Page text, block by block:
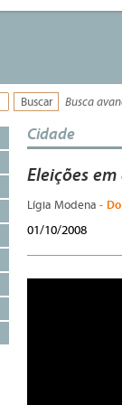
Busca
Cidade
Eleições
Lígia Modena -
01/10/2008